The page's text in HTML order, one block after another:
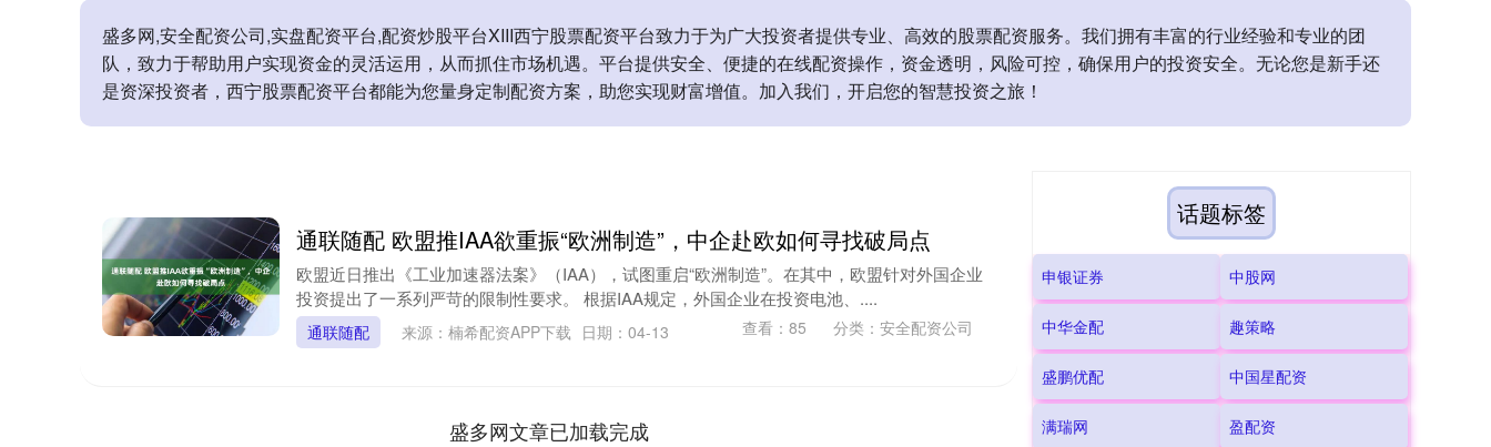
盛多网,安全配资公司,实盘配资平台,配资炒股平台XIII‌西宁股票配资平台致力于为广大投资者提供专业、高效的股票配资服务。我们拥有丰富的行业经验和专业的团
队，致力于帮助用户实现资金的灵活运用，从而抓住市场机遇。平台提供安全、便捷的在线配资操作，资金透明，风险可控，确保用户的投资安全。无论您是新手还
是资深投资者，西宁股票配资平台都能为您量身定制配资方案，助您实现财富增值。加入我们，开启您的智慧投资之旅！
通联随配 欧盟推IAA欲重振“欧洲制造”，中企赴欧如何寻找破局点
欧盟近日推出《工业加速器法案》（IAA），试图重启“欧洲制造”。在其中，欧盟针对外国企业
投资提出了一系列严苛的限制性要求。 根据IAA规定，外国企业在投资电池、....
通联随配 来源：楠希配资APP下载 日期：04-13 查看： 85 分类： 安全配资公司
盛多网文章已加载完成
话题标签
申银证券 中股网
中华金配 趣策略
盛鹏优配 中国星配资
满瑞网 盈配资